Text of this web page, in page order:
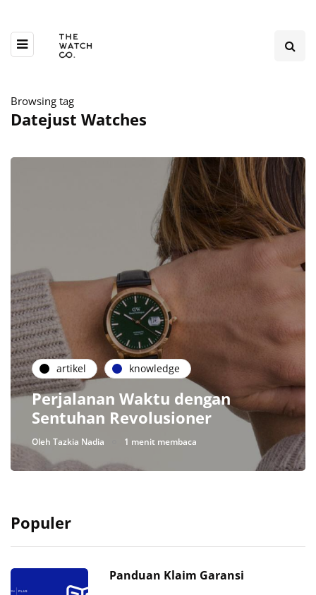
Browsing tag
Datejust Watches
artikel knowledge
Perjalanan Waktu dengan
Sentuhan Revolusioner
Oleh Tazkia Nadia 1 menit membaca
Populer
Panduan Klaim Garansi